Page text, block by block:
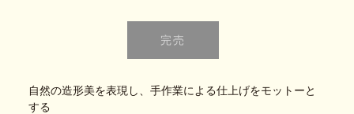
自然の造形美を表現し、手作業による仕上げをモットーと
する